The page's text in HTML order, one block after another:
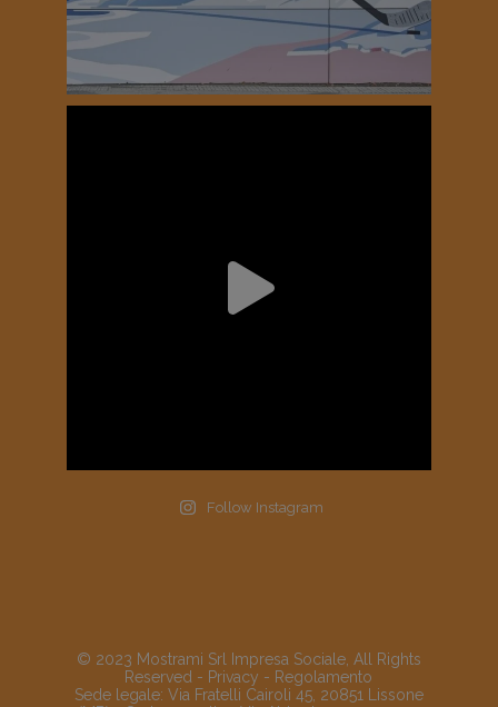
Follow Instagram
© 2023 Mostrami Srl Impresa Sociale, All Rights
Reserved - Privacy - Regolamento
Sede legale: Via Fratelli Cairoli 45, 20851 Lissone